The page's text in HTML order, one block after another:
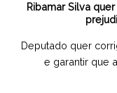
Ribamar Silva
Deputado quer
e garantir que